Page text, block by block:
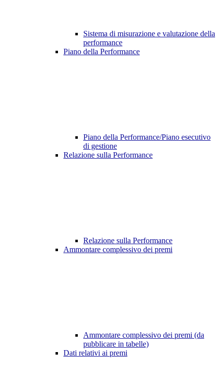
Sistema di misurazione e valutazione della
performance
Piano della Performance
Piano della Performance/Piano esecutivo
di gestione
Relazione sulla Performance
Relazione sulla Performance
Ammontare complessivo dei premi
Ammontare complessivo dei premi (da
pubblicare in tabelle)
Dati relativi ai premi